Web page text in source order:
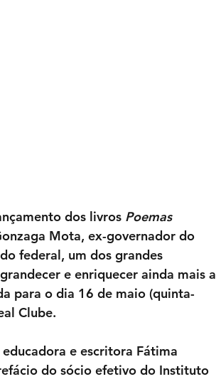
dos livros Poemas
Mota, ex-governador do
federal, um dos grandes
e enriquecer ainda mais a
para o dia 16 de maio (quinta-
Clube.
e escritora Fátima
do sócio efetivo do Instituto